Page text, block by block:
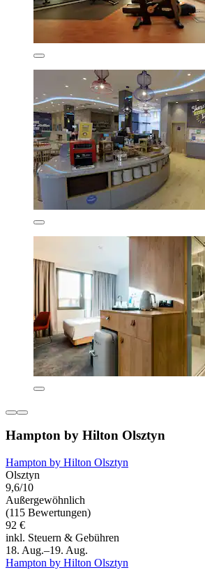
Hampton by Hilton Olsztyn
Hampton by Hilton Olsztyn
Olsztyn
9,6/10
Außergewöhnlich
(115 Bewertungen)
92 €
inkl. Steuern & Gebühren
18. Aug.–19. Aug.
Hampton by Hilton Olsztyn